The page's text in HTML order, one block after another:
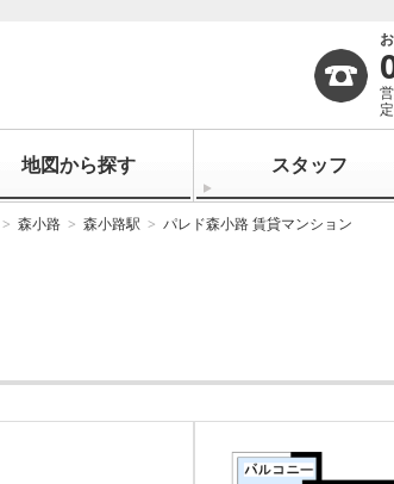
地図から探す スタッフ
森小路 森小路駅 パレド森小路 賃貸マンション